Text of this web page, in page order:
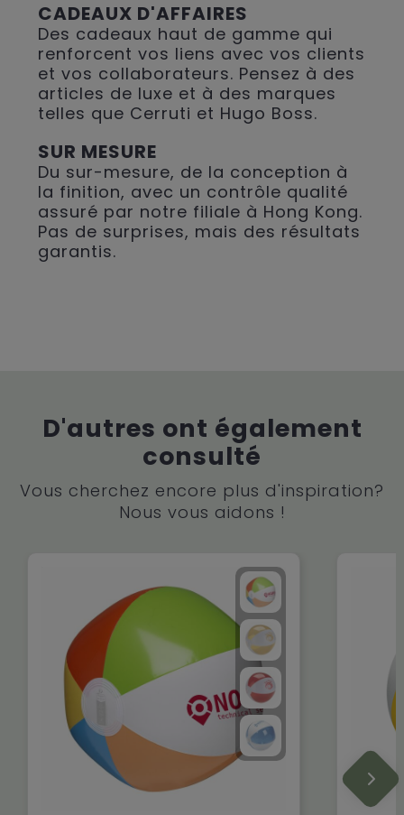
CADEAUX D'AFFAIRES
Des cadeaux haut de gamme qui
renforcent vos liens avec vos clients
et vos collaborateurs. Pensez à des
articles de luxe et à des marques
telles que Cerruti et Hugo Boss.
SUR MESURE
Du sur-mesure, de la conception à
la finition, avec un contrôle qualité
assuré par notre filiale à Hong Kong.
Pas de surprises, mais des résultats
garantis.
D'autres ont également
consulté
Vous cherchez encore plus d'inspiration?
Nous vous aidons !